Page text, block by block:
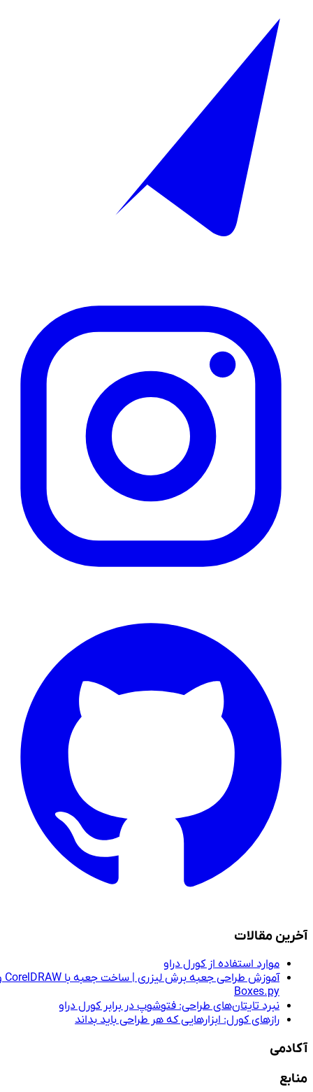
آخرین مقالات
موارد استفاده از کورل دراو
آموزش طراحی جعبه برش لیزری | ساخت جعبه با CorelDRAW و
Boxes.py
نبرد تایتان‌های طراحی: فتوشوپ در برابر کورل دراو
رازهای کورل: ابزارهایی که هر طراحی باید بداند
آکادمی
منابع